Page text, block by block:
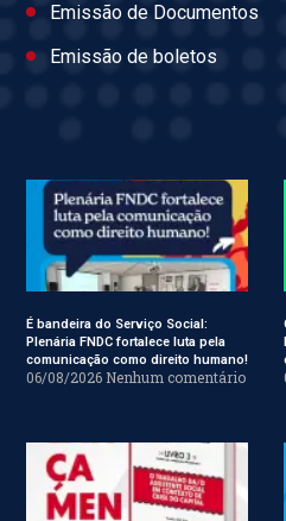
Emissão de Documentos
Emissão de boletos
É bandeira do Serviço Social:
Plenária FNDC fortalece luta pela
comunicação como direito humano!
06/08/2026 Nenhum comentário